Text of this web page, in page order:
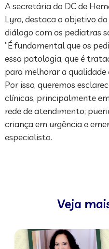
A secretária do DC de
Lyra, destaca o objetivo
diálogo com os pediatras
“É fundamental que os
essa patologia, que é
para melhorar a qualidade
Por isso, queremos
clínicas, principalmente
rede de atendimento;
criança em urgência e
especialista.
Veja